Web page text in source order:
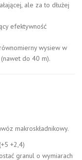
ale za to dłużej
efektywność
wysiew w
do 40 m).
makroskładnikowy.
+2,4)
granul o wymiarach